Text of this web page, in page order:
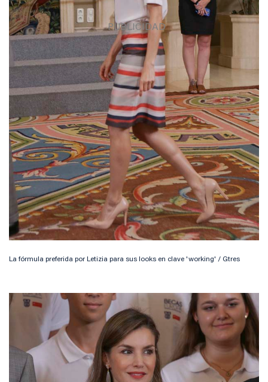
La fórmula preferida por Letizia para sus looks en clave 'working' / Gtres